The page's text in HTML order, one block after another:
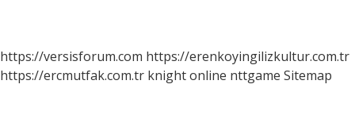
https://versisforum.com https://erenkoyingilizkultur.com.tr
https://ercmutfak.com.tr knight online nttgame Sitemap